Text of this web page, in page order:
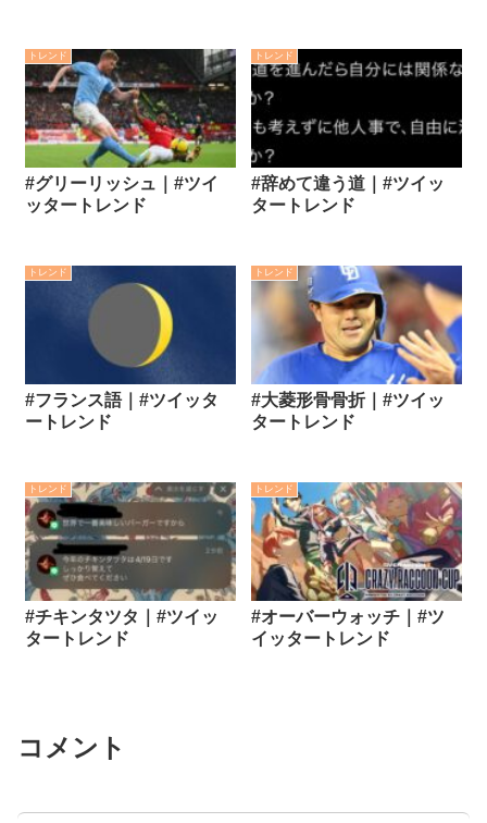
トレンド
#グリーリッシュ｜#ツイ
ッタートレンド
トレンド
#辞めて違う道｜#ツイッ
タートレンド
トレンド
#フランス語｜#ツイッタ
ートレンド
トレンド
#大菱形骨骨折｜#ツイッ
タートレンド
トレンド
#チキンタツタ｜#ツイッ
タートレンド
トレンド
#オーバーウォッチ｜#ツ
イッタートレンド
コメント